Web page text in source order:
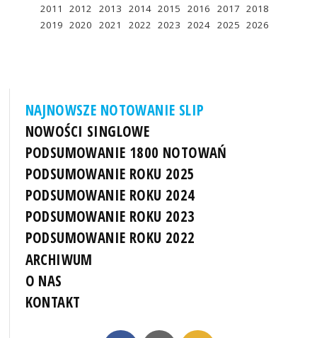
2011
2012 2013 2014 2015 2016 2017 2018
2019 2020 2021 2022 2023 2024 2025 2026
NAJNOWSZE NOTOWANIE SLIP
NOWOŚCI SINGLOWE
PODSUMOWANIE 1800 NOTOWAŃ
PODSUMOWANIE ROKU 2025
PODSUMOWANIE ROKU 2024
PODSUMOWANIE ROKU 2023
PODSUMOWANIE ROKU 2022
ARCHIWUM
O NAS
KONTAKT